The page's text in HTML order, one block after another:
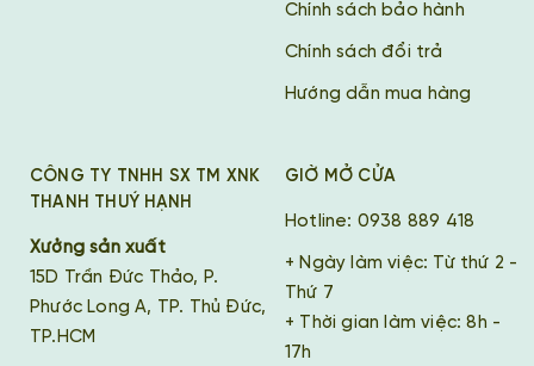
Chính sách bảo hành
Chính sách đổi trả
Hướng dẫn mua hàng
CÔNG TY TNHH SX TM XNK
THANH THUÝ HẠNH
Xưởng sản xuất
15D Trần Đức Thảo, P.
Phước Long A, TP. Thủ Đức,
TP.HCM
GIỜ MỞ CỬA
Hotline: 0938 889 418
+ Ngày làm việc: Từ thứ 2 -
Thứ 7
+ Thời gian làm việc: 8h -
17h